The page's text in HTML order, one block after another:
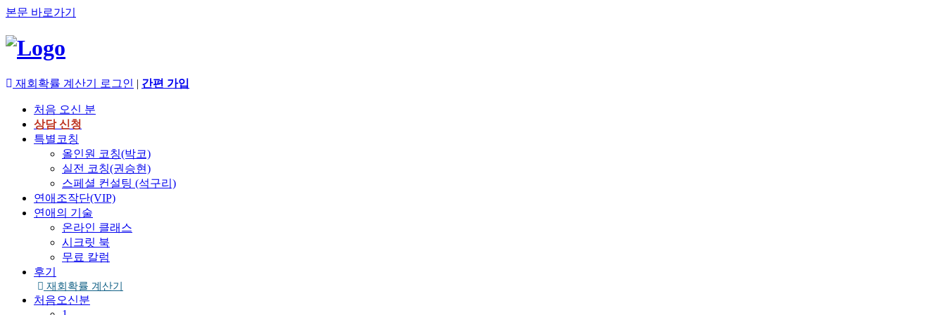
본문 바로가기
재회확률 계산기 로그인 | 간편 가입
처음 오신 분
상담 신청
특별코칭
올인원 코칭(박코)
실전 코칭(권승현)
스페셜 컨설팅 (석구리)
연애조작단(VIP)
연애의 기술
온라인 클래스
시크릿 북
무료 칼럼
후기
재회확률 계산기
처음오신분